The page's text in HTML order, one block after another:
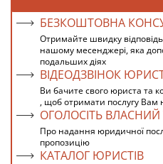
БЕЗКОШТОВНА
Отримайте швидку
нашому месенджері, яка
подальших діях
ВІДЕОДЗВІНОК
Ви бачите свого юриста та
, щоб отримати послугу Вам
ОГОЛОСІТЬ ВЛАСНИЙ
Про надання юридичної
пропозицію
КАТАЛОГ ЮРИСТІВ